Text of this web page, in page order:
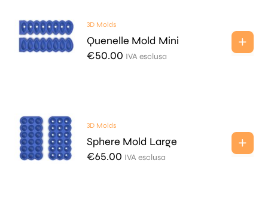
3D Molds
Quenelle Mold Mini
€50.00 IVA esclusa
3D Molds
Sphere Mold Large
€65.00 IVA esclusa